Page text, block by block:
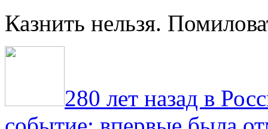
Казнить нельзя.
280 лет назад в